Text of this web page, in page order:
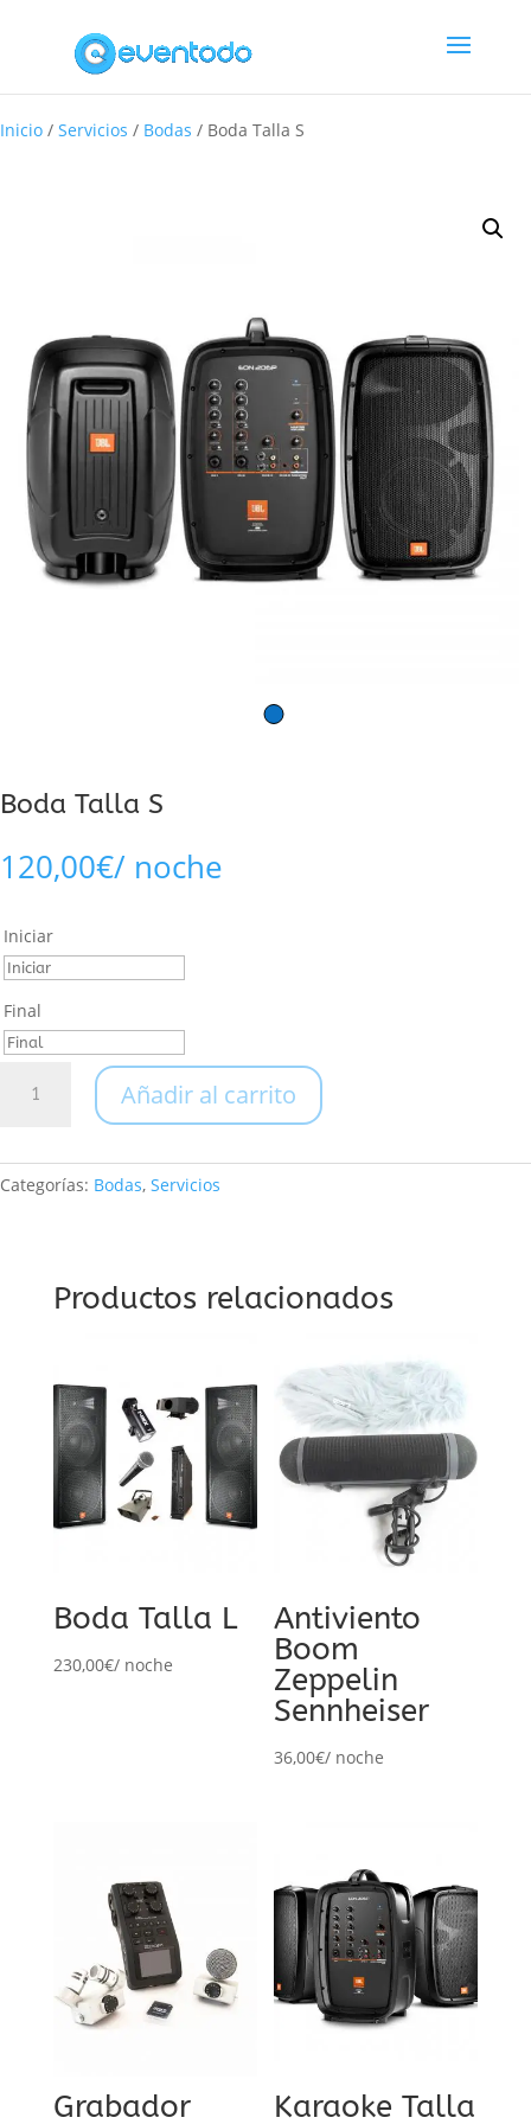
Inicio / Servicios / Bodas / Boda Talla S
Boda Talla S
120,00€/ noche
Iniciar
Final
Talla
Añadir al carrito
Categorías: Bodas, Servicios
Productos relacionados
Boda Talla L
230,00€/ noche
Antiviento
Boom
Zeppelin
Sennheiser
36,00€/ noche
Grabador
Karaoke Talla